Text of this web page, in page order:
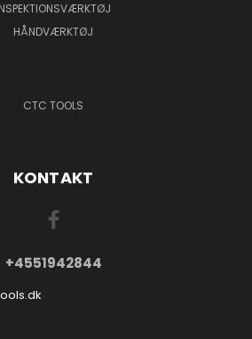
HÅNDVÆRKTØJ
CTC TOOLS
KONTAKT
+4551942844